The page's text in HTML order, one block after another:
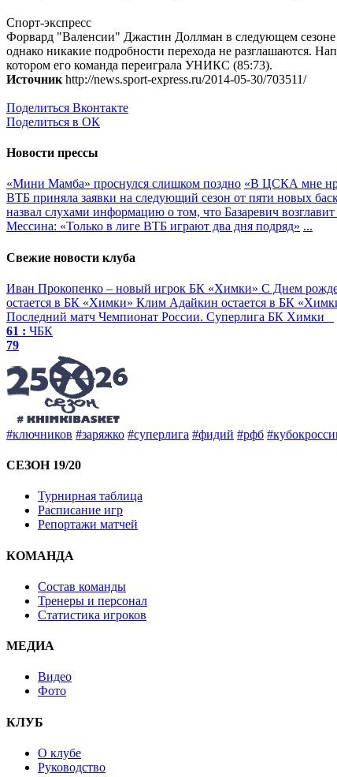
Спорт-экспресс
Форвард "Валенсии" Джастин Доллман в следующем сезоне
однако никакие подробности перехода не разглашаются.
котором его команда переиграла УНИКС (85:73).
Источник http://news.sport-express.ru/2014-05-30/703511/
Поделиться Вконтакте
Поделиться в ОК
Новости прессы
«Мини Мамба» проснулся слишком поздно «В ЦСКА мне
ВТБ приняла заявки на следующий сезон от пяти новых
назвал слухами информацию о том, что Базаревич
Мессина: «Только в лиге ВТБ играют два дня подряд» ...
Свежие новости клуба
Иван Прокопенко – новый игрок БК «Химки» С Днем
остается в БК «Химки» Клим Адайкин остается в БК
Последний матч Чемпионат России. Суперлига БК Химки
61 : ЧБК
79
#ключников #заряжко #суперлига #фидий #рфб
СЕЗОН 19/20
Турнирная таблица
Расписание игр
Репортажи матчей
КОМАНДА
Состав команды
Тренеры и персонал
Статистика игроков
МЕДИА
Видео
Фото
КЛУБ
О клубе
Руководство